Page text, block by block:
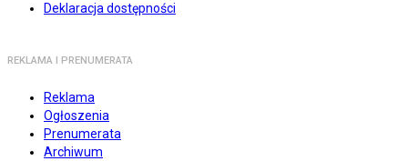
Deklaracja dostępności
REKLAMA I PRENUMERATA
Reklama
Ogłoszenia
Prenumerata
Archiwum